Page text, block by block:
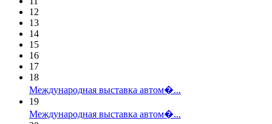
12
13
14
15
16
17
18
Международная выставка автом�...
19
Международная выставка автом�...